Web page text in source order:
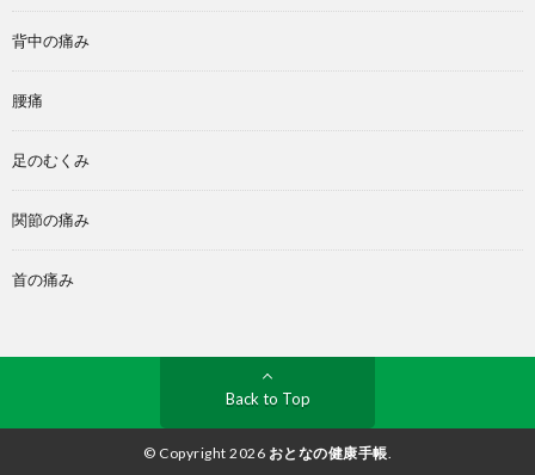
背中の痛み
腰痛
足のむくみ
関節の痛み
首の痛み
Back to Top
© Copyright 2026 おとなの健康手帳